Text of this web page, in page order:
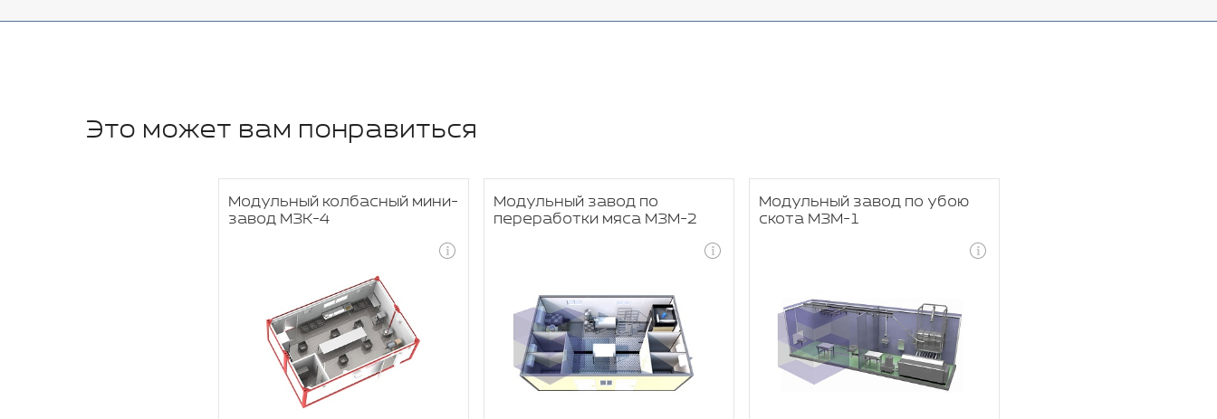
Это может вам понравиться
Модульный колбасный мини-
завод МЗК-4
Модульный завод по
переработки мяса МЗМ-2
Модульный завод по убою
скота МЗМ-1